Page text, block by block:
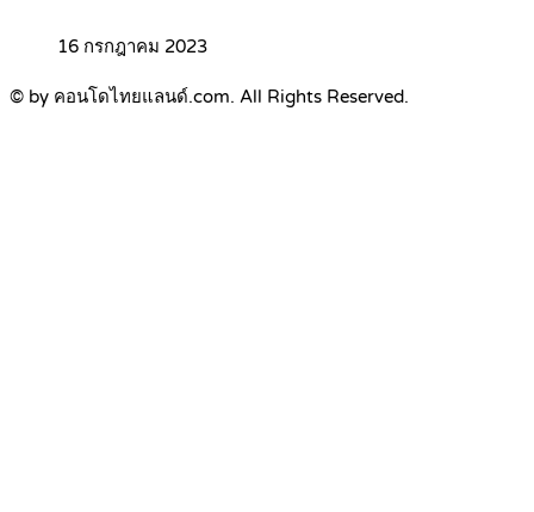
16 กรกฎาคม 2023
© by คอนโดไทยแลนด์.com. All Rights Reserved.